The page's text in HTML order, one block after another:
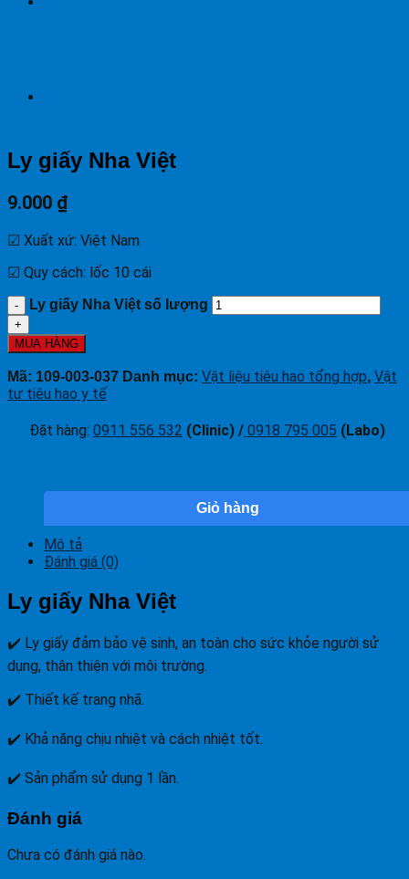
Ly giấy Nha Việt
9.000 ₫
☑ Xuất xứ: Việt Nam
☑ Quy cách: lốc 10 cái
Ly giấy Nha Việt số lượng
MUA HÀNG
Mã: 109-003-037 Danh mục: Vật liệu tiêu hao tổng hợp, Vật
tư tiêu hao y tế
Đặt hàng: 0911 556 532 (Clinic) / 0918 795 005 (Labo)
Giỏ hàng
Mô tả
Đánh giá (0)
Ly giấy Nha Việt
✔️ Ly giấy đảm bảo vệ sinh, an toàn cho sức khỏe người sử
dụng, thân thiện với môi trường.
✔️ Thiết kế trang nhã.
✔️ Khả năng chịu nhiệt và cách nhiệt tốt.
✔️ Sản phẩm sử dụng 1 lần.
Đánh giá
Chưa có đánh giá nào.